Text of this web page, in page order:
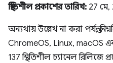
স্থিতিশীল প্রকাশের তারিখ: 27 মে,
অন্যথায় উল্লেখ না করা পর্যন্ত,
ChromeOS, Linux, macOS
137 স্থিতিশীল চ্যানেল রিলিজে